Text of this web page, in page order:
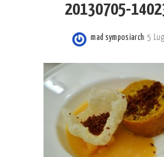
20130705-
Posted
mad symposiarch 5